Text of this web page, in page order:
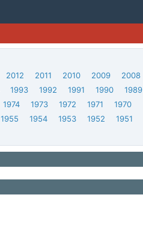
2012 2011 2010 2009
2008
1993 1992 1991 1990
1989
1974 1973 1972 1971
1970
1955 1954 1953 1952
1951